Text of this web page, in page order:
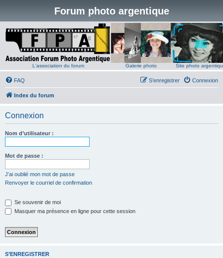
Forum photo argentique
L'association du forum Galerie photo Site photo
FAQ Connexion
S’enregistrer
Index du forum
Connexion
Nom d’utilisateur :
Mot de passe :
J’ai oublié mon mot de passe
Renvoyer le courriel de confirmation
Se souvenir de moi
Masquer ma présence en ligne pour cette session
S’ENREGISTRER